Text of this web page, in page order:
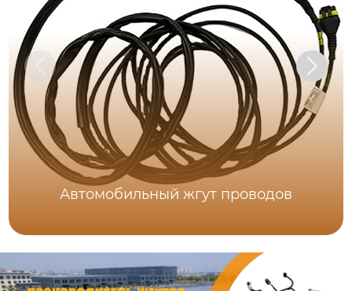
Автомобильный жгут проводов